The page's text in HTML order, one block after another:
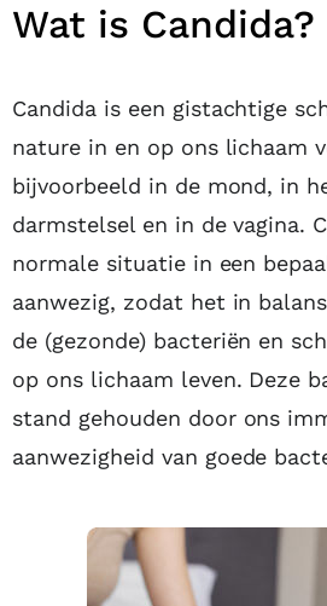
Wat is Candida?
Candida is een gistachtige
nature in en op ons lichaam
bijvoorbeeld in de mond, in
darmstelsel en in de vagina.
normale situatie in een
aanwezig, zodat het in
de (gezonde) bacteriën en
op ons lichaam leven. Deze
stand gehouden door ons
aanwezigheid van goede